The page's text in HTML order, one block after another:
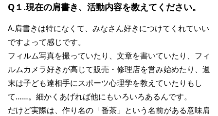
Q１.現在の肩書き、活動内容を教えてください。
A.肩書きは特になくて、みなさん好きにつけてくれていい
ですよって感じです。
フィルム写真を撮っていたり、文章を書いていたり、フィ
ルムカメラ好きが高じて販売・修理店を営み始めたり、週
末は子ども達相手にスポーツ心理学を教えていたりもし
て……。細かくあげれば他にもいろいろあるんです。
だけど実際は、作り名の「番茶」という名前がある意味肩